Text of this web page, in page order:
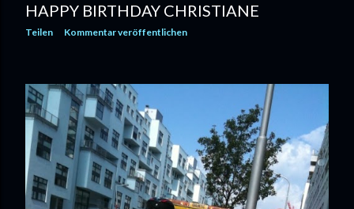
HAPPY BIRTHDAY CHRISTIANE
Teilen Kommentar veröffentlichen